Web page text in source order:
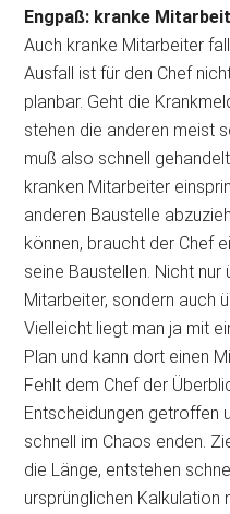
Engpaß: kranke
Auch kranke Mitarbeiter
Ausfall ist für den Chef
planbar. Geht die
stehen die anderen meist
muß also schnell
kranken Mitarbeiter
anderen Baustelle
können, braucht der Chef
seine Baustellen. Nicht
Mitarbeiter, sondern auch
Vielleicht liegt man ja mit
Plan und kann dort einen
Fehlt dem Chef der
Entscheidungen getroffen
schnell im Chaos enden.
die Länge, entstehen
ursprünglichen Kalkulation